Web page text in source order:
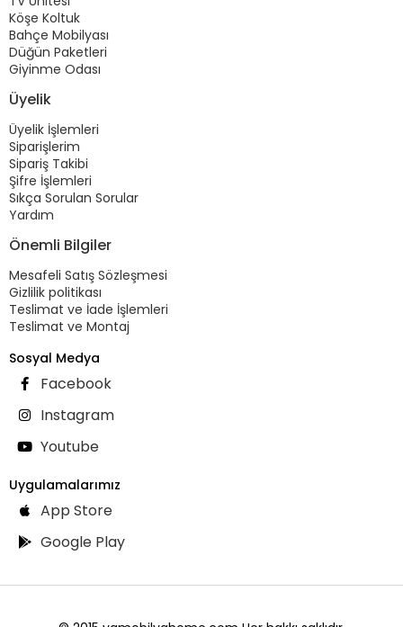
Köşe Koltuk
Bahçe Mobilyası
Düğün Paketleri
Giyinme Odası
Üyelik
Üyelik İşlemleri
Siparişlerim
Sipariş Takibi
Şifre İşlemleri
Sıkça Sorulan Sorular
Yardım
Önemli Bilgiler
Mesafeli Satış Sözleşmesi
Gizlilik politikası
Teslimat ve İade İşlemleri
Teslimat ve Montaj
Sosyal Medya
Facebook
Instagram
Youtube
Uygulamalarımız
App Store
Google Play